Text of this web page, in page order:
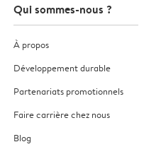
Qui sommes-nous ?
À propos
Développement durable
Partenariats promotionnels
Faire carrière chez nous
Blog